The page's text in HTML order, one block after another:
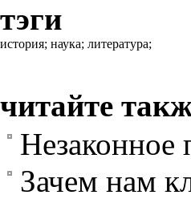
тэги
история; наука; литература;
читайте
Незаконное
Зачем нам